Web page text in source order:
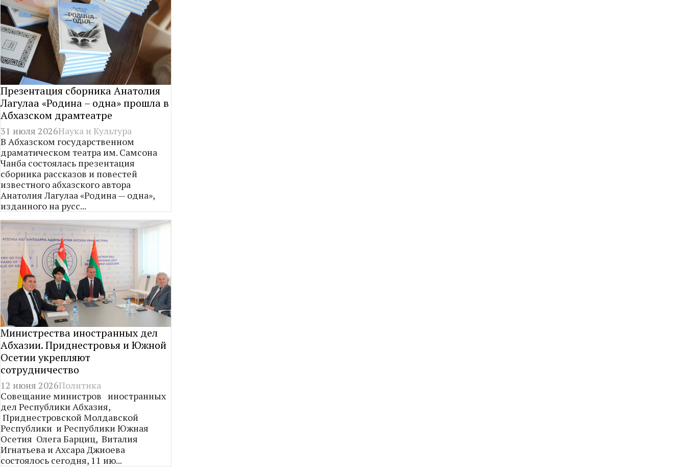
Презентация сборника Анатолия
Лагулаа «Родина – одна» прошла в
Абхазском драмтеатре
31 июля 2026Наука и Культура
В Абхазском государственном
драматическом театра им. Самсона
Чанба состоялась презентация
сборника рассказов и повестей
известного абхазского автора
Анатолия Лагулаа «Родина — одна»,
изданного на русс...
Министрества иностранных дел
Абхазии. Приднестровья и Южной
Осетии укрепляют
сотрудничество
12 июня 2026Политика
Совещание министров иностранных
дел Республики Абхазия,
Приднестровской Молдавской
Республики и Республики Южная
Осетия Олега Барциц, Виталия
Игнатьева и Ахсара Джиоева
состоялось сегодня, 11 ию...